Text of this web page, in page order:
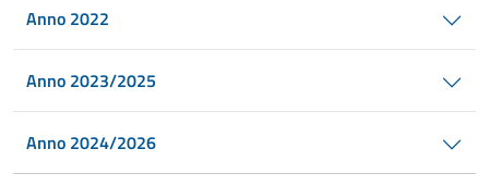
Anno 2022
Anno 2023/2025
Anno 2024/2026